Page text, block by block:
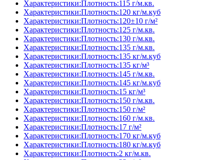
Характеристики:Плотность:115 г/м.кв.
Характеристики:Плотность:120 кг/м.куб
Характеристики:Плотность:120±10 г/м²
Характеристики:Плотность:125 г/м.кв.
Характеристики:Плотность:130 г/м.кв.
Характеристики:Плотность:135 г/м.кв.
Характеристики:Плотность:135 кг/м.куб
Характеристики:Плотность:135 кг/м³
Характеристики:Плотность:145 г/м.кв.
Характеристики:Плотность:145 кг/м.куб
Характеристики:Плотность:15 кг/м³
Характеристики:Плотность:150 г/м.кв.
Характеристики:Плотность:150 г/м²
Характеристики:Плотность:160 г/м.кв.
Характеристики:Плотность:17 г/м²
Характеристики:Плотность:170 кг/м.куб
Характеристики:Плотность:180 кг/м.куб
Характеристики:Плотность:2 кг/м.кв.